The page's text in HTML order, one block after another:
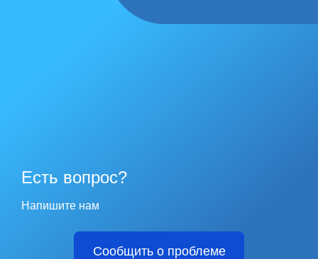
Есть вопрос?
Напишите нам
Сообщить о проблеме